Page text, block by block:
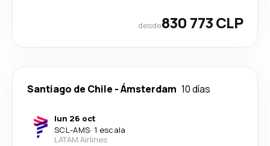
desde830 773 CLP
Santiago de Chile -Ámsterdam 10 días
lun 26 oct
SCL-AMS· 1 escala
LATAM Airlines